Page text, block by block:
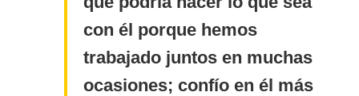
con él porque hemos
trabajado juntos en muchas
ocasiones; confío en él más